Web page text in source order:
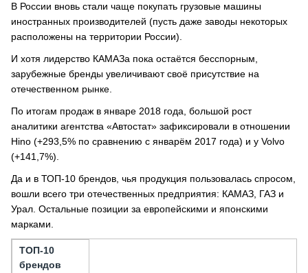
В России вновь стали чаще покупать грузовые машины
иностранных производителей (пусть даже заводы некоторых
расположены на территории России).
И хотя лидерство КАМАЗа пока остаётся бесспорным,
зарубежные бренды увеличивают своё присутствие на
отечественном рынке.
По итогам продаж в январе 2018 года, большой рост
аналитики агентства «Автостат» зафиксировали в отношении
Hino (+293,5% по сравнению с январём 2017 года) и у Volvo
(+141,7%).
Да и в ТОП-10 брендов, чья продукция пользовалась спросом,
вошли всего три отечественных предприятия: КАМАЗ, ГАЗ и
Урал. Остальные позиции за европейскими и японскими
марками.
ТОП-10
брендов